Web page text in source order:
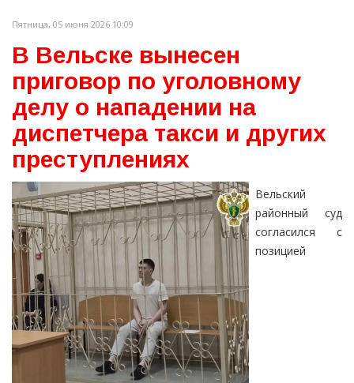
Пятница, 05 июня 2026 10:09
В Вельске вынесен
приговор по уголовному
делу о нападении на
диспетчера такси и других
преступлениях
Вельский
районный суд
согласился с
позицией